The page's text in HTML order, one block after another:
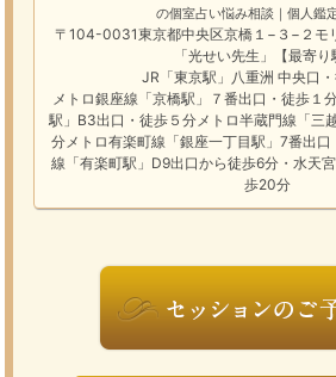
の個室占い悩み相談｜個人鑑定
〒104-0031東京都中央区京橋１−３−２モ
「光せい先生」【最寄り
JR「東京駅」八重洲 中央口
メトロ銀座線「京橋駅」７番出口・徒歩１
駅」B3出口・徒歩５分メトロ半蔵門線「三
分メトロ有楽町線「銀座一丁目駅」7番出
線「有楽町駅」D9出口から徒歩6分・水天
歩20分